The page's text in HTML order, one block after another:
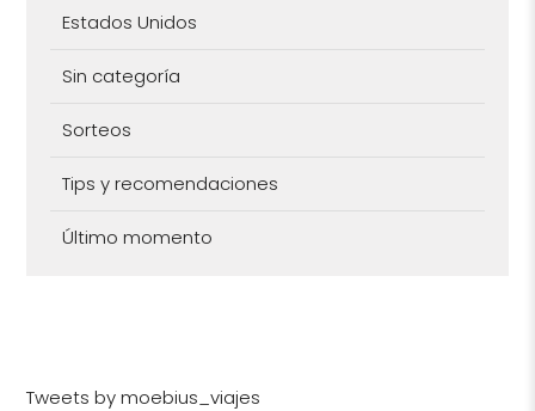
Estados Unidos
Sin categoría
Sorteos
Tips y recomendaciones
Último momento
Tweets by moebius_viajes